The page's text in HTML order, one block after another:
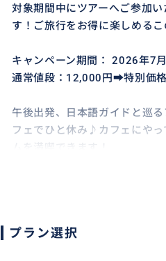
対象期間中にツアーへご参加
す！ご旅行をお得に楽しめる
キャンペーン期間： 2026年7
通常値段：12,000円➡特別価
午後出発、日本語ガイドと巡
フェでひと休み♪カフェにや
せん。
プラン選択